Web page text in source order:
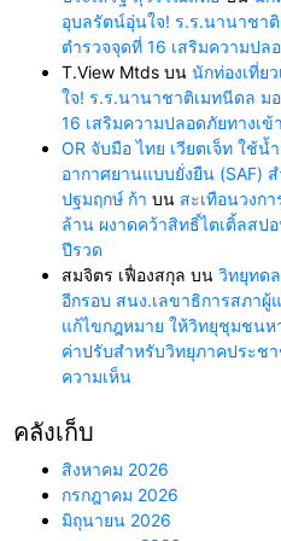
อุบลรัตน์อุ่นใจ! ร.ร.นานาชา
ตำรวจจุดที่ 16 เสริมความปล
T.View Mtds บน นักท่องเที่ย
ใจ! ร.ร.นานาชาติเมทนีดล ม
16 เสริมความปลอดภัยทางเข้
OR จับมือ ไทย เวียตเจ็ท ใช้น้
อากาศยานแบบยั่งยืน (SAF)
ปฐมฤกษ์ ก้า บน สะเทือนวงก
ล้าน ผงาดคว้าสิทธิ์ไตเติ้ลสปอ
ปีรวด
สมจิตร เฟื่องสกุล บน วิทยุทด
อีกรอบ สนง.เลขาธิการสภาผู้
แก้ไขกฎหมาย ให้วิทยุชุมชนห
ค่าปรับสำหรับวิทยุภาคประช
ความเห็น
คลังเก็บ
สิงหาคม 2026
กรกฎาคม 2026
มิถุนายน 2026